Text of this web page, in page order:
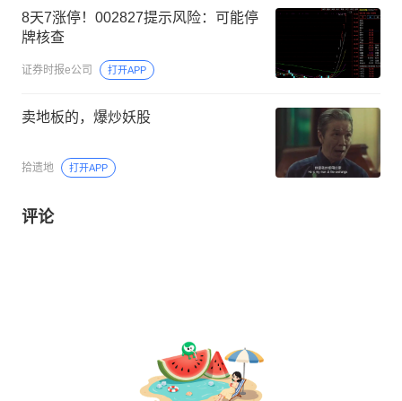
8天7涨停！002827提示风险：可能停
牌核查
证券时报e公司 打开APP
卖地板的，爆炒妖股
拾遗地 打开APP
评论